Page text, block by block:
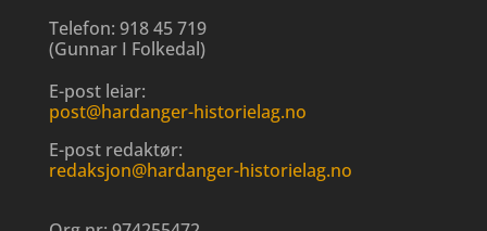
Telefon: 918 45 719
(Gunnar I Folkedal)
E-post leiar:
post@hardanger-historielag.no
E-post redaktør:
redaksjon@hardanger-historielag.no